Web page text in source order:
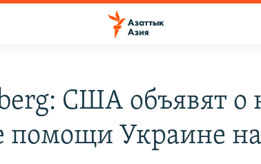
США объявят о
помощи Украине